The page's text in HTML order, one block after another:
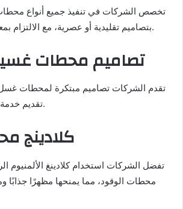
تخصص الشركات في تنفيذ جميع أنواع
بتصاميم تقليدية أو عصرية، مع الالتزام بمعايير الجودة والسلامة.
تصاميم محطات
تقدم الشركات تصاميم مبتكرة لمحطات
تقديم خدمة عالية الجودة للعملاء.
كلادينج
تفضل الشركات استخدام كلادينغ الألمنيوم
محطات الوقود، مما يمنحها مظهرًا